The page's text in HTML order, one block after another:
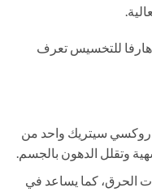
هارفا للتخسيس تعرف
سيتريك واحد من
وتقلل الدهون بالجسم.
الحرق، كما يساعد في